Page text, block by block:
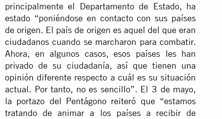
principalmente el Departamento de Estado, ha
estado “poniéndose en contacto con sus países
de origen. El país de origen es aquel del que eran
ciudadanos cuando se marcharon para combatir.
Ahora, en algunos casos, esos países les han
privado de su ciudadanía, así que tienen una
opinión diferente respecto a cuál es su situación
actual. Por tanto, no es sencillo”. El 3 de mayo,
la portazo del Pentágono reiteró que “estamos
tratando de animar a los países a recibir de